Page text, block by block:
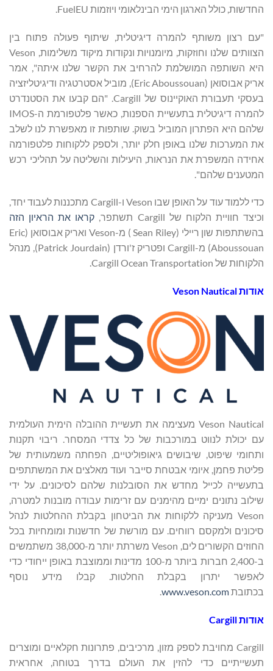
החדשות, כולל הארגון הימי הבינלאומי ויוזמות FuelEU.
"עם רצון משותף להמרה דיגיטלית, שיתוף פעולה פתוח בין
הצוותים שלנו וחוזקות, מיומנויות ונקודות מיקוד משלימות, Veson
היא השותפה המושלמת להרחיב את הקשר שלנו איתה", אמר
אריק אבוסואן (Eric Aboussouan), מוביל אסטרטגיה ודיגיטליזציה
בעסקי תעבורת האוקיינוס ​​של Cargill. "הם קבעו את הסטנדרט
להמרה דיגיטלית בתעשיית הספנות, כאשר פלטפורמת ה-IMOS
שלהם היא הפתרון המוביל בשוק. שותפות זו מאפשרת לנו לשלב
את המערכות שלנו באופן חלק יותר, ולספק ללקוחות פלטפורמה
אחידה המשפרת את הנראות, היעילות והשליטה על תהליכי רכש
המטענים שלהם".
כדי ללמוד עוד על האופן שבו Veson ו-Cargill מתכננות לעבוד יחד,
וכיצד חוויית הלקוח של Cargill תשתפר,
קראו את הראיון הזה
בהשתתפות שון ריילי (Sean Riley ) מ-Veson ואריק אבוסואן (Eric
Aboussouan) מ-Cargill ופטריק ז'ורדן (Patrick Jourdain), מנהל
הלקוחות של Cargill Ocean Transportation.
אודות Veson Nautical
Veson Nautical מעצימה את תעשיית ההובלה הימית העולמית
עם יכולת לנווט במורכבות של כל צדדי המסחר. ריבוי תקנות
ותחומי שיפוט, שיבושים גיאופוליטיים, הפחתה משמעותית של
פליטת פחמן, איומי אבטחת סייבר ועוד מאלצים את המשתתפים
בתעשייה לכייל מחדש את הסובלנות שלהם לסיכונים. על ידי
שילוב נתונים ימיים מהימנים עם זרימות עבודה מובנות למטרה,
Veson מעניקה ללקוחות את הביטחון בקבלת ההחלטות לנהל
סיכונים ולמקסם רווחים. עם מורשת של חדשנות ומומחיות בכל
החוזים הקשורים לים, Veson משרתת יותר מ-38,000 משתמשים
ב-2,400 חברות ביותר מ-100 מדינות וממוצבת באופן ייחודי כדי
לאפשר יתרון בקבלת החלטות. קבלו מידע נוסף
בכתובתwww.veson.com
.
אודות Cargill
Cargill מחויבת לספק מזון, מרכיבים, פתרונות חקלאיים ומוצרים
תעשייתיים כדי להזין את העולם בדרך בטוחה, אחראית